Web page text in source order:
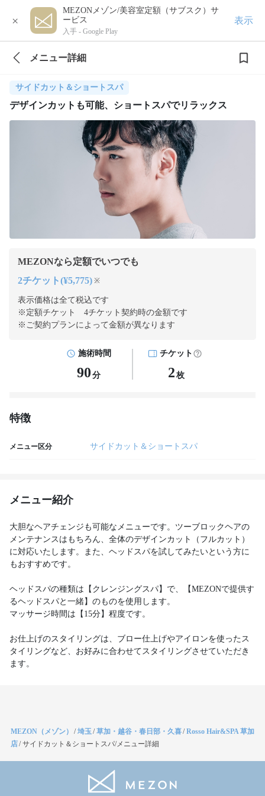
×
MEZONメゾン/美容室定額（サブスク）サ
ービス
入手 - Google Play
表示
メニュー詳細
サイドカット＆ショートスパ
デザインカットも可能、ショートスパでリラックス
MEZONなら定額でいつでも
2チケット(¥5,775) ※
表示価格は全て税込です
※定額チケット 4チケット契約時の金額です
※ご契約プランによって金額が異なります
施術時間
90 分
チケット
2 枚
特徴
メニュー区分 サイドカット＆ショートスパ
メニュー紹介
大胆なヘアチェンジも可能なメニューです。ツーブロックヘアの
メンテナンスはもちろん、全体のデザインカット（フルカット）
に対応いたします。また、ヘッドスパを試してみたいという方に
もおすすめです。
ヘッドスパの種類は【クレンジングスパ】で、【MEZONで提供す
るヘッドスパと一緒】のものを使用します。
マッサージ時間は【15分】程度です。
お仕上げのスタイリングは、ブロー仕上げやアイロンを使ったス
タイリングなど、お好みに合わせてスタイリングさせていただき
ます。
MEZON（メゾン） /埼玉/草加・越谷・春日部・久喜/Rosso Hair&SPA 草加
店/サイドカット＆ショートスパ/メニュー詳細